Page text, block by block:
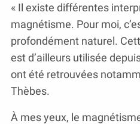
« Il existe différentes
magnétisme. Pour moi,
profondément naturel.
est d’ailleurs utilisée
ont été retrouvées
Thèbes.
À mes yeux, le